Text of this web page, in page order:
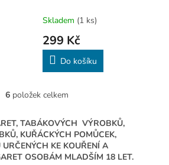
Skladem (1 ks)
299 Kč
Do košíku
O
l
á
d
a
6položek celkem
TABÁKOVÝCH VÝROBKŮ,
KUŘÁCKÝCH POMŮCEK,
KE KOUŘENÍ A
OSOBÁM MLADŠÍM 18 LET.